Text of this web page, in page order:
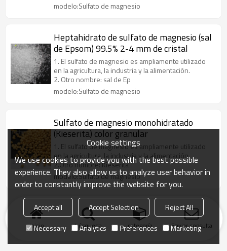
modelo:Sulfato de magnesio
Heptahidrato de sulfato de magnesio (sal
de Epsom) 99.5% 2-4 mm de cristal
1. El sulfato de magnesio es ampliamente utilizado
en la agricultura, la industria y la alimentación.
2. Otro nombre: sal de Ep
modelo:Sulfato de magnesio
Sulfato de magnesio monohidratado
(Kieserita) color granular
1. El sulfato de magnesio es ampliamente utilizado
en la agricultura, la industria y la alimentación.
2.Otro nombre: Kieserita
modelo:Sulfato de magnesio
Inicio búsqueda categoría Enviar consulta
Cookie settings
We use cookies to provide you with the best possible
experience. They also allow us to analyze user behavior in
order to constantly improve the website for you.
Accept all Accept Selection
Reject All
Necessary
Analytics Preferences Marketing